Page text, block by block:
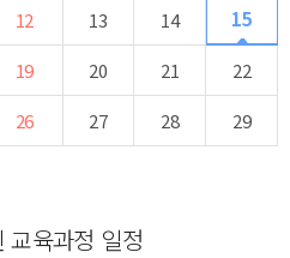
12 13 14 15
19 20 21
22
26 27 28
29
교육과정 일정